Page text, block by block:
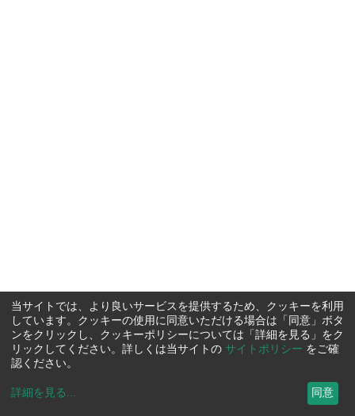
当サイトでは、より良いサービスを提供するため、クッキーを利用
しています。クッキーの使用に同意いただける場合は「同意」ボタ
ンをクリックし、クッキーポリシーについては「詳細を見る」をク
リックしてください。詳しくは当サイトの サイトポリシー をご確
認ください。
詳細を見る ... 同意